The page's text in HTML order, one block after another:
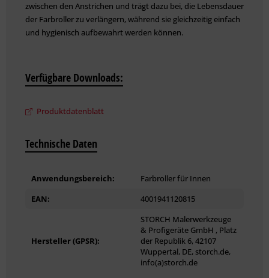
zwischen den Anstrichen und trägt dazu bei, die Lebensdauer
der Farbroller zu verlängern, während sie gleichzeitig einfach
und hygienisch aufbewahrt werden können.
Verfügbare Downloads:
Produktdatenblatt
Technische Daten
Anwendungsbereich:
Farbroller für Innen
EAN:
4001941120815
Hersteller (GPSR):
STORCH Malerwerkzeuge
& Profigeräte GmbH , Platz
der Republik 6, 42107
Wuppertal, DE, storch.de,
info(a)storch.de